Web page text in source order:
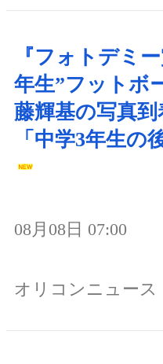
『フォトデミ
年生”フットボ
藤輝基の写真
「中学3年生の
08月08日 07:00
オリコンニュース